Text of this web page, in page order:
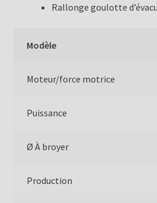
Rallonge goulotte
Modèle
Moteur/force motrice
Puissance
Ø À broyer
Production